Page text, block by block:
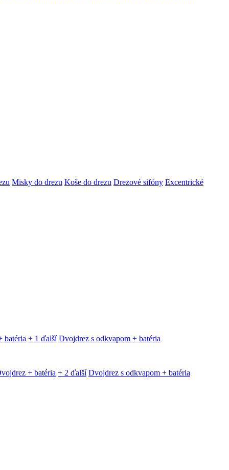
Misky do drezu Koše do drezu Drezové sifóny Excentrické
batéria + 1 ďalší Dvojdrez s odkvapom + batéria
+ batéria + 2 ďalší Dvojdrez s odkvapom + batéria